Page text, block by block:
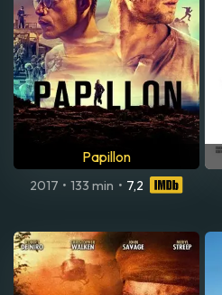
Papillon
2017 • 133 min • 7,2